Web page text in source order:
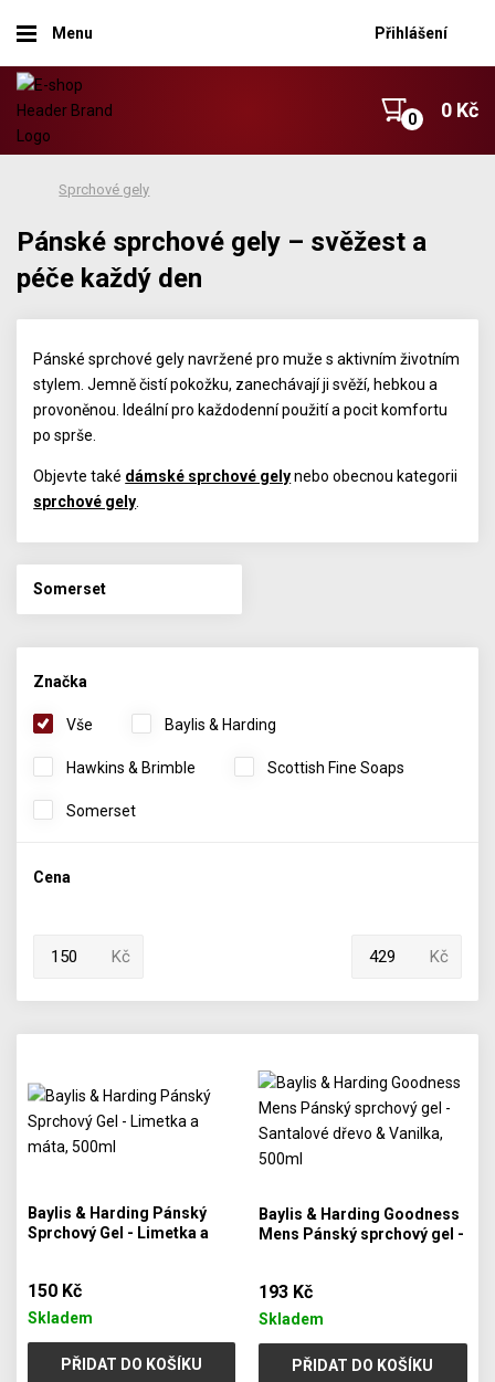
Menu Přihlášení
0 Kč
Sprchové gely
Pánské sprchové gely – svěžest a
péče každý den
Pánské sprchové gely navržené pro muže s aktivním životním
stylem. Jemně čistí pokožku, zanechávají ji svěží, hebkou a
provoněnou. Ideální pro každodenní použití a pocit komfortu
po sprše.
Objevte také dámské sprchové gelynebo obecnou kategorii
sprchové gely
Somerset
Značka
Vše Baylis & Harding
Hawkins & Brimble Scottish Fine Soaps
Somerset
Cena
Kč Kč
Baylis & Harding Pánský
Sprchový Gel - Limetka a
150 Kč
Skladem
PŘIDAT DO KOŠÍKU
Baylis & Harding Goodness
Mens Pánský sprchový gel -
193 Kč
Skladem
PŘIDAT DO KOŠÍKU